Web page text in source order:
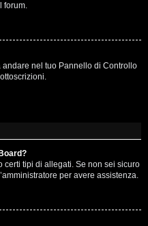
forum.
nel tuo Pannello di Controllo
certi tipi di allegati. Se non sei sicuro
per avere assistenza.